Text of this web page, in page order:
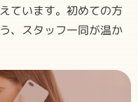
ています。初めての方
、スタッフ一同が温か